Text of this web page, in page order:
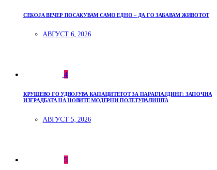
СЕКОЈА ВЕЧЕР ПОСАКУВАМ САМО ЕДНО – ДА ГО ЗАБАВАМ ЖИВОТОТ
АВГУСТ 6, 2026
4
КРУШЕВО ГО УДВОЈУВА КАПАЦИТЕТОТ ЗА ПАРАГЛАЈДИНГ: ЗАПОЧНА
ИЗГРАДБАТА НА НОВИТЕ МОДЕРНИ ПОЛЕТУВАЛИШТА
АВГУСТ 5, 2026
5